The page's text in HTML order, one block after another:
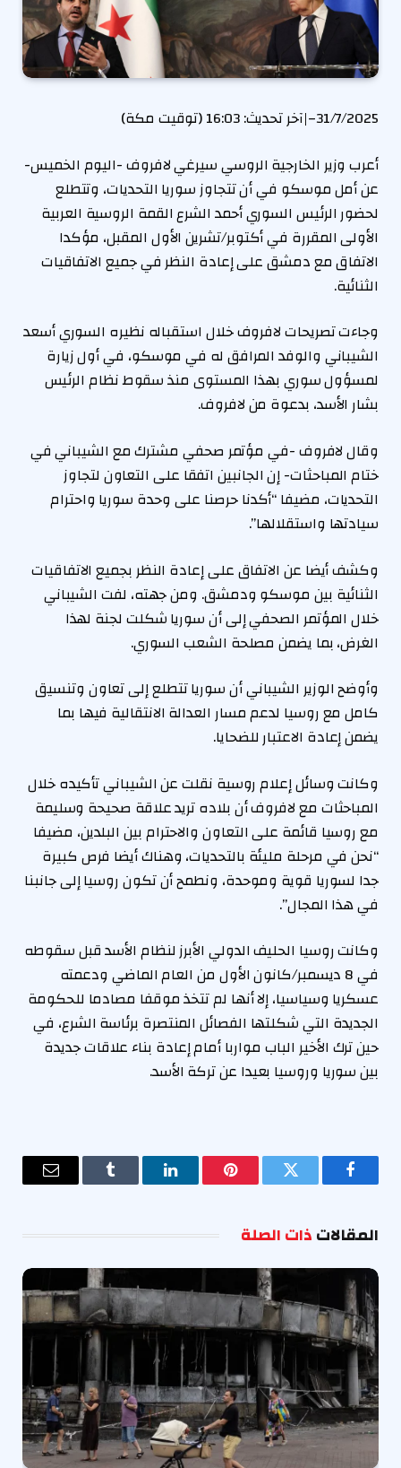
31/7/2025
–
|آخر تحديث:16:03 (توقيت مكة)
أعرب وزير الخارجية الروسي سيرغي لافروف -اليوم الخميس-
عن أمل موسكو في أن تتجاوز سوريا التحديات، وتتطلع
لحضور الرئيس السوري أحمد الشرع القمة الروسية العربية
الأولى المقررة في أكتوبر/تشرين الأول المقبل، مؤكدا
الاتفاق مع دمشق على إعادة النظر في جميع الاتفاقيات
الثنائية.
وجاءت تصريحات لافروف خلال استقباله نظيره السوري أسعد
الشيباني والوفد المرافق له في موسكو، في أول زيارة
لمسؤول سوري بهذا المستوى منذ سقوط نظام الرئيس
بشار الأسد، بدعوة من لافروف.
وقال لافروف -في مؤتمر صحفي مشترك مع الشيباني في
ختام المباحثات- إن الجانبين اتفقا على التعاون لتجاوز
التحديات، مضيفا “أكدنا حرصنا على وحدة سوريا واحترام
سيادتها واستقلالها”.
وكشف أيضا عن الاتفاق على إعادة النظر بجميع الاتفاقيات
الثنائية بين موسكو ودمشق. ومن جهته، لفت الشيباني
خلال المؤتمر الصحفي إلى أن سوريا شكلت لجنة لهذا
الغرض، بما يضمن مصلحة الشعب السوري.
وأوضح الوزير الشيباني أن سوريا تتطلع إلى تعاون وتنسيق
كامل مع روسيا لدعم مسار العدالة الانتقالية فيها بما
يضمن إعادة الاعتبار للضحايا.
وكانت وسائل إعلام روسية نقلت عن الشيباني تأكيده خلال
المباحثات مع لافروف أن بلاده تريد علاقة صحيحة وسليمة
مع روسيا قائمة على التعاون والاحترام بين البلدين، مضيفا
“نحن في مرحلة مليئة بالتحديات، وهناك أيضا فرص كبيرة
جدا لسوريا قوية وموحدة، ونطمح أن تكون روسيا إلى جانبنا
في هذا المجال”.
وكانت روسيا الحليف الدولي الأبرز لنظام الأسد قبل سقوطه
في 8 ديسمبر/كانون الأول من العام الماضي ودعمته
عسكريا وسياسيا، إلا أنها لم تتخذ موقفا مصادما للحكومة
الجديدة التي شكلتها الفصائل المنتصرة برئاسة الشرع، في
حين ترك الأخير الباب مواربا أمام إعادة بناء علاقات جديدة
بين سوريا وروسيا بعيدا عن تركة الأسد.
فيسبوك تويتر بينتيريستلينكدإن Tumblr
البريد
المقالاتذات الصلة